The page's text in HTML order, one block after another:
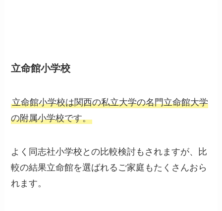
立命館小学校
立命館小学校は関西の私立大学の名門立命館大学
の附属小学校です。
よく同志社小学校との比較検討もされますが、比
較の結果立命館を選ばれるご家庭もたくさんおら
れます。